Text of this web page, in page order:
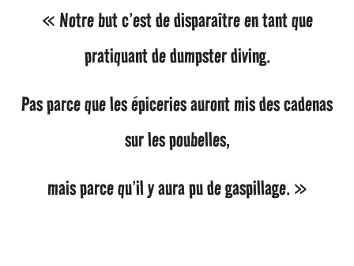
« Notre but c’est de disparaître en tant que
pratiquant de dumpster diving.
Pas parce que les épiceries auront mis des cadenas
sur les poubelles,
mais parce qu’il y aura pu de gaspillage. »